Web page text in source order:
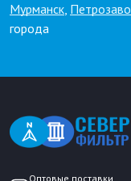
Мурманск,
города
Оптовые поставки